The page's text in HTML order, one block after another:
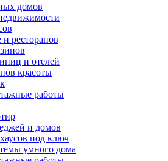
домов
ресторанов
и отелей
красоты
работы
и домов
под ключ
умного дома